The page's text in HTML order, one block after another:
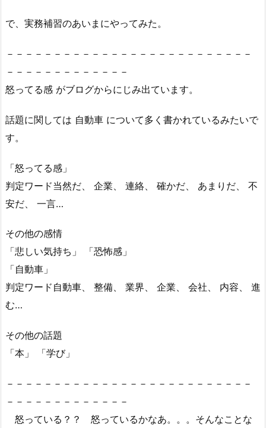
で、実務補習のあいまにやってみた。
－－－－－－－－－－－－－－－－－－－－－－－－－－
－－－－－－－－－－－－－
怒ってる感 がブログからにじみ出ています。
話題に関しては 自動車 について多く書かれているみたいで
す。
「怒ってる感」
判定ワード当然だ、 企業、 連絡、 確かだ、 あまりだ、 不
安だ、 一言…
その他の感情
「悲しい気持ち」 「恐怖感」
「自動車」
判定ワード自動車、 整備、 業界、 企業、 会社、 内容、 進
む…
その他の話題
「本」 「学び」
－－－－－－－－－－－－－－－－－－－－－－－－－－
－－－－－－－－－－－－－
怒っている？？ 怒っているかなあ。。。そんなことな